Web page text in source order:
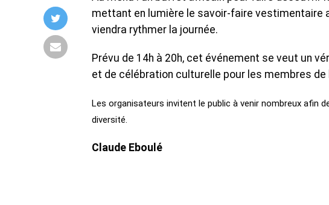
mettant en lumière le savoir-faire vestimentaire
viendra rythmer la journée.
‎Prévu de 14h à 20h, cet événement se veut un
et de célébration culturelle pour les membres de
‎Les organisateurs invitent le public à venir nombreux
diversité.
Claude Eboulé